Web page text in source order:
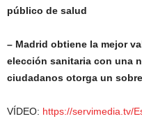
público de salud
– Madrid obtiene la mejor
elección sanitaria con una
ciudadanos otorga un
VÍDEO: https://servimedia.tv/